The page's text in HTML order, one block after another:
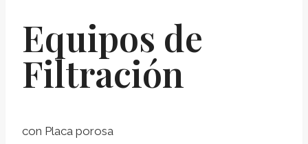
Equipos de
Filtración
con Placa porosa